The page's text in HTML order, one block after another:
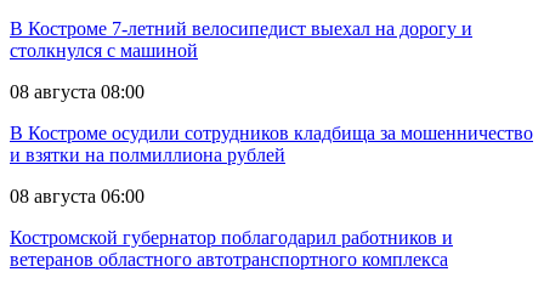
В Костроме 7-летний велосипедист выехал на дорогу и
столкнулся с машиной
08 августа 08:00
В Костроме осудили сотрудников кладбища за мошенничество
и взятки на полмиллиона рублей
08 августа 06:00
Костромской губернатор поблагодарил работников и
ветеранов областного автотранспортного комплекса